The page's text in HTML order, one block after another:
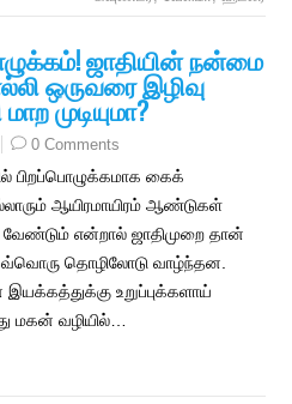
ஜாதியின் நன்மை
ஒருவரை இழிவு
முடியுமா?
0 Comments
பிறப்பொழுக்கமாக கைக்
ஆயிரமாயிரம் ஆண்டுகள்
வேண்டும் என்றால் ஜாதிமுறை தான்
தொழிலோடு வாழ்ந்தன.
உறுப்புக்களாய்
மகன் வழியில்…